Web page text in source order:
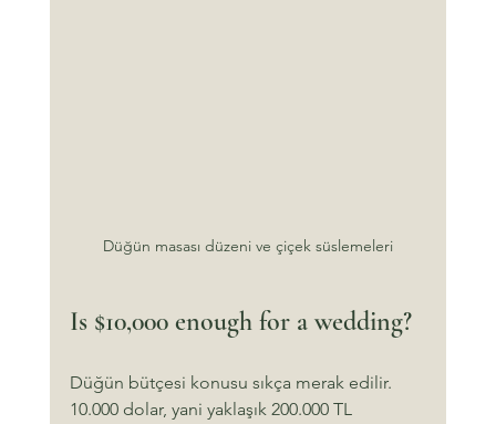
Düğün masası düzeni ve çiçek süslemeleri
Is $10,000 enough for a wedding?
Düğün bütçesi konusu sıkça merak edilir.
10.000 dolar, yani yaklaşık 200.000 TL